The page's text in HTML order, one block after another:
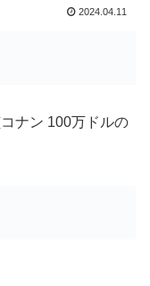
2024.04.11
ナン 100万ドルの